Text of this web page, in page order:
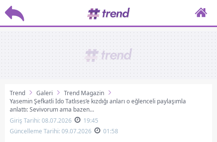
Trend Galeri
Trend Magazin
Yasemin Şefkatli İdo Tatlıses’e kızdığı anları o eğlenceli paylaşımla
anlattı: Seviyorum ama bazen…
Giriş Tarihi: 08.07.2026
19:45
Güncelleme Tarihi: 09.07.2026
01:58